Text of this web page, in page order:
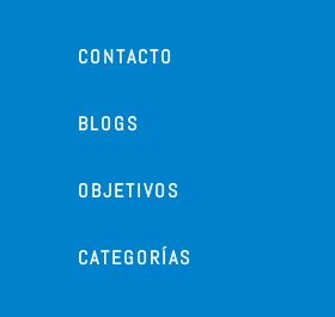
CONTACTO
BLOGS
OBJETIVOS
CATEGORÍAS